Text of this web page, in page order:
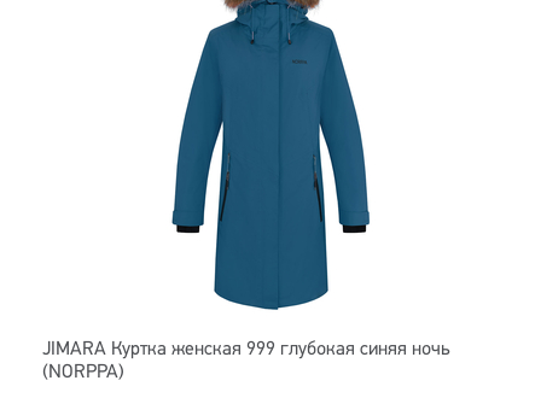
JIMARA Куртка женская 999 глубокая синяя ночь
(NORPPA)